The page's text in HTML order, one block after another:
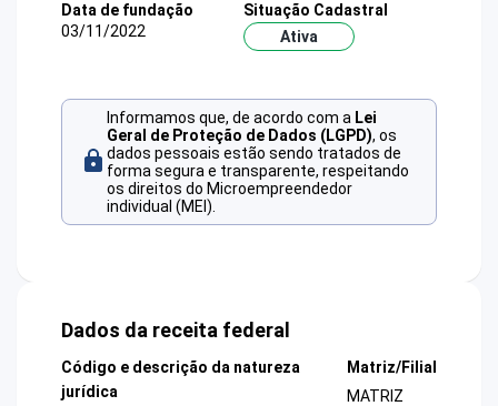
Data de fundação
03/11/2022
Situação Cadastral
Ativa
Informamos que, de acordo com a Lei
Geral de Proteção de Dados (LGPD), os
dados pessoais estão sendo tratados de
forma segura e transparente, respeitando
os direitos do Microempreendedor
individual (MEI).
Dados da receita federal
Código e descrição da natureza
jurídica
Matriz/Filial
MATRIZ